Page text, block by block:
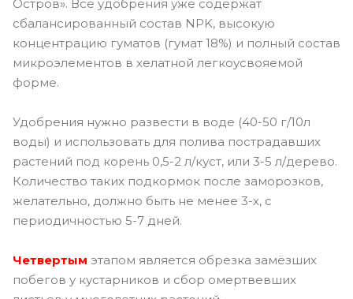
Остров». Все удобрения уже содержат
сбалансированный состав NPK, высокую
концентрацию гуматов (гумат 18%) и полный состав
микроэлементов в хелатной легкоусвояемой
форме.
Удобрения нужно развести в воде (40-50 г/10л
воды) и использовать для полива пострадавших
растений под корень 0,5-2 л/куст, или 3-5 л/дерево.
Количество таких подкормок после заморозков,
желательно, должно быть не менее 3-х, с
периодичностью 5-7 дней.
Четвертым этапом является обрезка замёзших
побегов у кустарников и сбор омертвевших